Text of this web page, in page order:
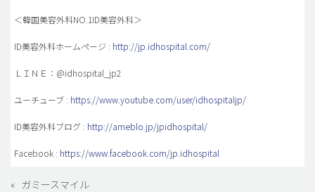
＜韓国美容外科NO.1ID美容外科＞
ID美容外科ホームページ : http://jp.idhospital.com/
ＬＩＮＥ：@idhospital_jp2
ユーチューブ : https://www.youtube.com/user/idhospitaljp/
ID美容外科ブログ : http://ameblo.jp/jpidhospital/
Facebook : https://www.facebook.com/jp.idhospital
« ガミースマイル